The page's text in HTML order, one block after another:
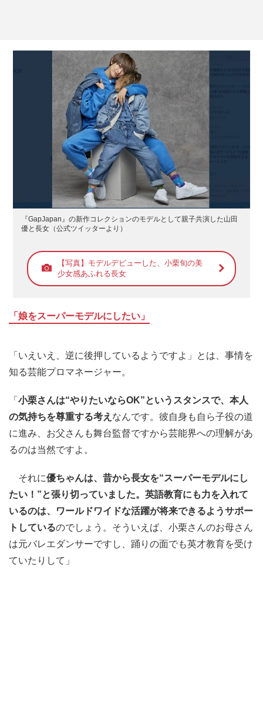
『GapJapan』の新作コレクションのモデルとして親子共演した山田
優と長女（公式ツイッターより）
【写真】モデルデビューした、小栗旬の美
少女感あふれる長女
「娘をスーパーモデルにしたい」
「いえいえ、逆に後押しているようですよ」とは、事情を
知る芸能プロマネージャー。
「 小栗さんは“やりたいならOK”というスタンスで、本人
の気持ちを尊重する考え なんです。彼自身も自ら子役の道
に進み、お父さんも舞台監督ですから芸能界への理解があ
るのは当然ですよ。
それに優ちゃんは、昔から長女を“スーパーモデルにし
たい！”と張り切っていました。英語教育にも力を入れて
いるのは、ワールドワイドな活躍が将来できるようサポー
トしているのでしょう。そういえば、小栗さんのお母さん
は元バレエダンサーですし、踊りの面でも英才教育を受け
ていたりして」